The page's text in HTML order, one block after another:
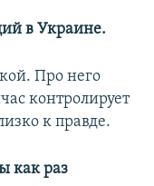
в Украине.
Про него
контролирует
к правде.
как раз